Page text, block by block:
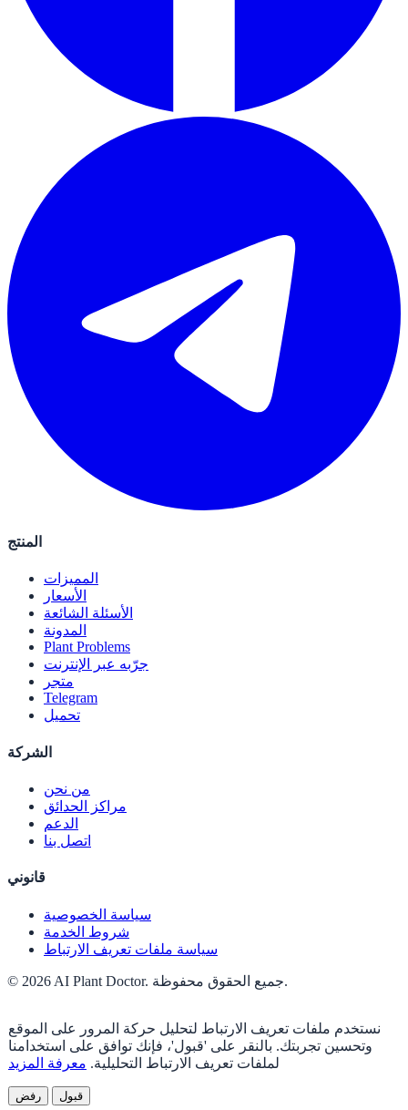
المنتج
المميزات
الأسعار
الأسئلة الشائعة
المدونة
Plant Problems
جرّبه عبر الإنترنت
متجر
Telegram
تحميل
الشركة
من نحن
مراكز الحدائق
الدعم
اتصل بنا
قانوني
سياسة الخصوصية
شروط الخدمة
سياسة ملفات تعريف الارتباط
© 2026 AI Plant Doctor. جميع الحقوق محفوظة.
نستخدم ملفات تعريف الارتباط لتحليل حركة المرور على الموقع
وتحسين تجربتك. بالنقر على 'قبول'، فإنك توافق على استخدامنا
لملفات تعريف الارتباط التحليلية. معرفة المزيد
رفض قبول